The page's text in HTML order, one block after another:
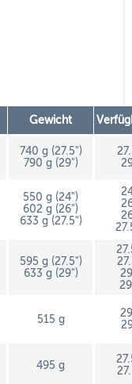
Gewicht
740 g (27.5")
790 g (29")
550 g (24")
602 g (26")
633 g (27.5")
595 g (27.5")
633 g (29")
515 g
495 g